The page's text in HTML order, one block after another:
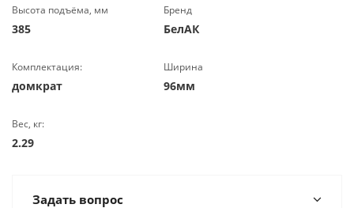
Высота подъёма, мм
385
Бренд
БелАК
Комплектация:
домкрат
Ширина
96мм
Вес, кг:
2.29
Задать вопрос